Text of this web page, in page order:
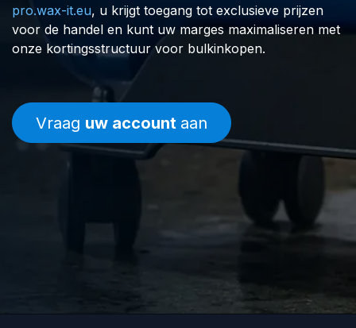
pro.wax-it.eu, u krijgt toegang tot exclusieve prijzen
voor de handel en kunt uw marges maximaliseren met
onze kortingsstructuur voor bulkinkopen.
Vraag uw account aan